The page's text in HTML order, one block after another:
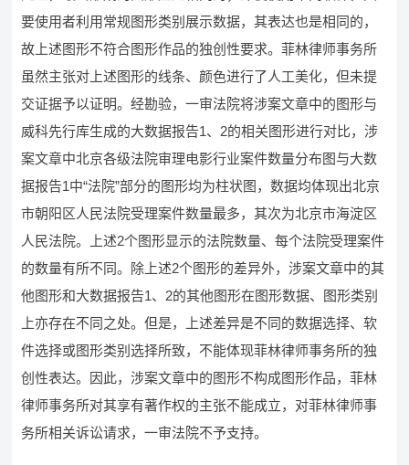
要使用者利用常规图形类别展示数据，其表达也是相同的，
故上述图形不符合图形作品的独创性要求。菲林律师事务所
虽然主张对上述图形的线条、颜色进行了人工美化，但未提
交证据予以证明。经勘验，一审法院将涉案文章中的图形与
威科先行库生成的大数据报告1、2的相关图形进行对比，涉
案文章中北京各级法院审理电影行业案件数量分布图与大数
据报告1中“法院”部分的图形均为柱状图，数据均体现出北京
市朝阳区人民法院受理案件数量最多，其次为北京市海淀区
人民法院。上述2个图形显示的法院数量、每个法院受理案件
的数量有所不同。除上述2个图形的差异外，涉案文章中的其
他图形和大数据报告1、2的其他图形在图形数据、图形类别
上亦存在不同之处。但是，上述差异是不同的数据选择、软
件选择或图形类别选择所致，不能体现菲林律师事务所的独
创性表达。因此，涉案文章中的图形不构成图形作品，菲林
律师事务所对其享有著作权的主张不能成立，对菲林律师事
务所相关诉讼请求，一审法院不予支持。